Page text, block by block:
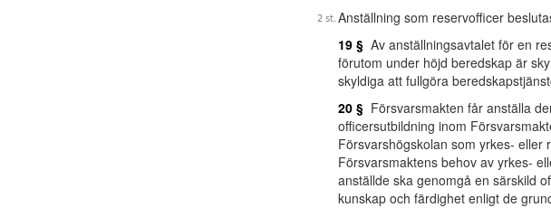
Anställning som reservofficer
19 § Av anställningsavtalet för en
förutom under höjd beredskap är
skyldiga att fullgöra
20 § Försvarsmakten får anställa
officersutbildning inom
Försvarshögskolan som yrkes-
Försvarsmaktens behov av yrkes-
anställde ska genomgå en särskild
kunskap och färdighet enligt de